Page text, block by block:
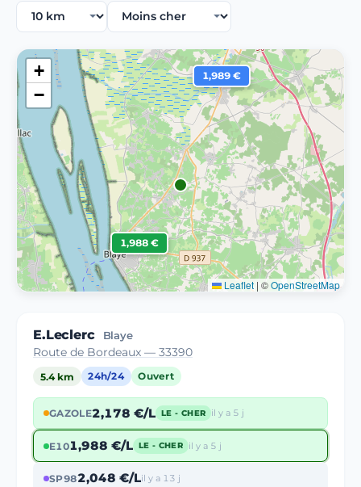
1,988 €
1,989 €
+
−
Leaflet | ©OpenStreetMap
E.Leclerc Blaye
Route de Bordeaux — 33390
5.4 km 24h/24 Ouvert
GAZOLE2,178 €/L LE - CHER il y a 5 j
E101,988 €/L LE - CHER il y a 5 j
SP982,048 €/Lil y a 13 j